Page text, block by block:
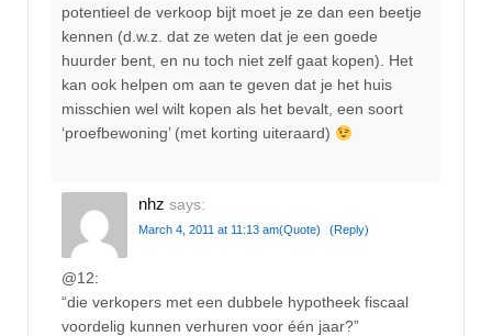
potentieel de verkoop bijt moet je ze dan een beetje
kennen (d.w.z. dat ze weten dat je een goede
huurder bent, en nu toch niet zelf gaat kopen). Het
kan ook helpen om aan te geven dat je het huis
misschien wel wilt kopen als het bevalt, een soort
‘proefbewoning’ (met korting uiteraard)
nhz says:
March 4, 2011 at 11:13 am(Quote) (Reply)
@12:
“die verkopers met een dubbele hypotheek fiscaal
voordelig kunnen verhuren voor één jaar?”